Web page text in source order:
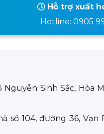
Hỗ trợ xuất
Hotline: 0905
Nguyễn Sinh Sắc, Hòa
số 104, đường 36,